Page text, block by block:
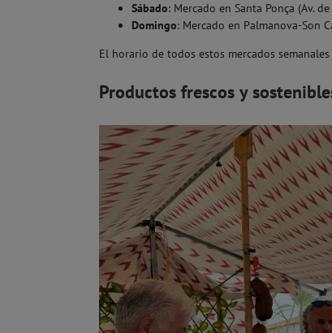
Sábado: Mercado en Santa Ponça (Av.
Domingo: Mercado en Palmanova-Son
El horario de todos estos mercados semanales
Productos frescos y